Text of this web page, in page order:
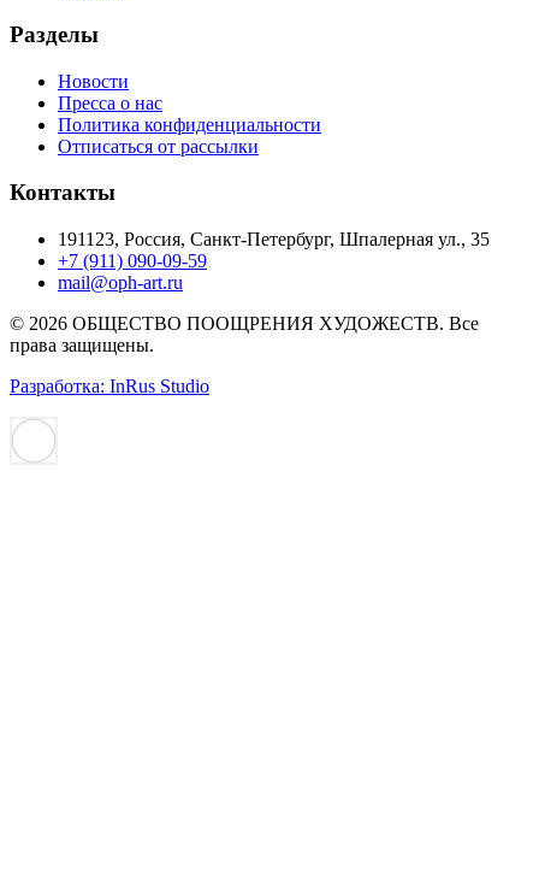
Разделы
Новости
Пресса о нас
Политика конфиденциальности
Отписаться от рассылки
Контакты
191123, Россия, Санкт-Петербург, Шпалерная ул., 35
+7 (911) 090-09-59
mail@oph-art.ru
© 2026 ОБЩЕСТВО ПООЩРЕНИЯ ХУДОЖЕСТВ. Все
права защищены.
Разработка: InRus Studio